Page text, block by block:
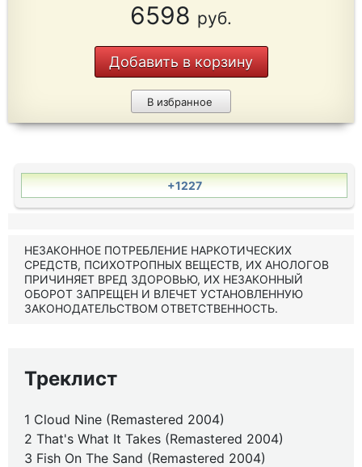
6598 руб.
Добавить в корзину
В избранное
+1227
НЕЗАКОННОЕ ПОТРЕБЛЕНИЕ НАРКОТИЧЕСКИХ
СРЕДСТВ, ПСИХОТРОПНЫХ ВЕЩЕСТВ, ИХ АНОЛОГОВ
ПРИЧИНЯЕТ ВРЕД ЗДОРОВЬЮ, ИХ НЕЗАКОННЫЙ
ОБОРОТ ЗАПРЕЩЕН И ВЛЕЧЕТ УСТАНОВЛЕННУЮ
ЗАКОНОДАТЕЛЬСТВОМ ОТВЕТСТВЕННОСТЬ.
Треклист
1 Cloud Nine (Remastered 2004)
2 That's What It Takes (Remastered 2004)
3 Fish On The Sand (Remastered 2004)